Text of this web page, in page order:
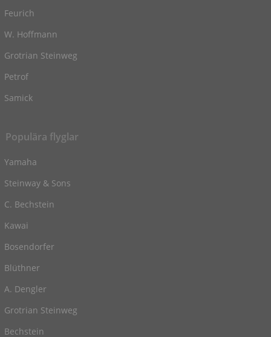
Feurich
W. Hoffmann
Grotrian Steinweg
Petrof
Samick
Populära flyglar
Yamaha
Steinway & Sons
C. Bechstein
Kawai
Bosendorfer
Blüthner
A. Dengler
Grotrian Steinweg
Bechstein